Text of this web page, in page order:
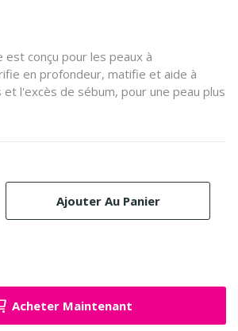
est conçu pour les peaux à
en profondeur, matifie et aide à
l'excès de sébum, pour une peau plus
Ajouter Au Panier
Acheter Maintenant